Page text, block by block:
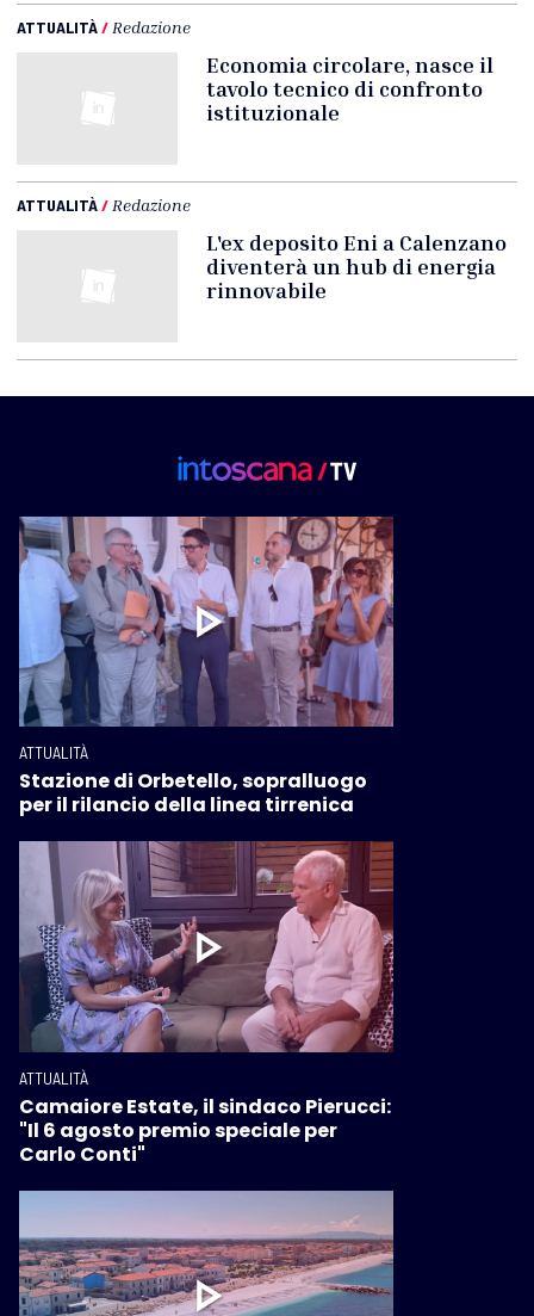
ATTUALITÀ/ Redazione
Economia circolare, nasce il
tavolo tecnico di confronto
istituzionale
ATTUALITÀ/ Redazione
L'ex deposito Eni a Calenzano
diventerà un hub di energia
rinnovabile
ATTUALITÀ
Stazione di Orbetello, sopralluogo
per il rilancio della linea tirrenica
ATTUALITÀ
Camaiore Estate, il sindaco Pierucci:
"Il 6 agosto premio speciale per
Carlo Conti"